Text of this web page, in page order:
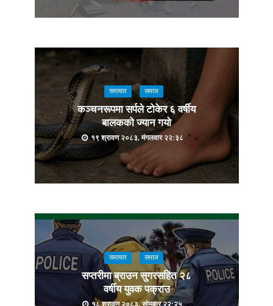
समाचार समाज
कञ्चनरूपमा सर्पले टोकेर ६ वर्षीय
बालकको ज्यान गयो
१९ श्रावण २०८३, मंगलवार २२:३८
समाचार समाज
सप्तरीमा ब्राउन सुगरसहित २८
वर्षीय युवक पक्राउ
१८ श्रावण २०८३, सोमबार २२:२५